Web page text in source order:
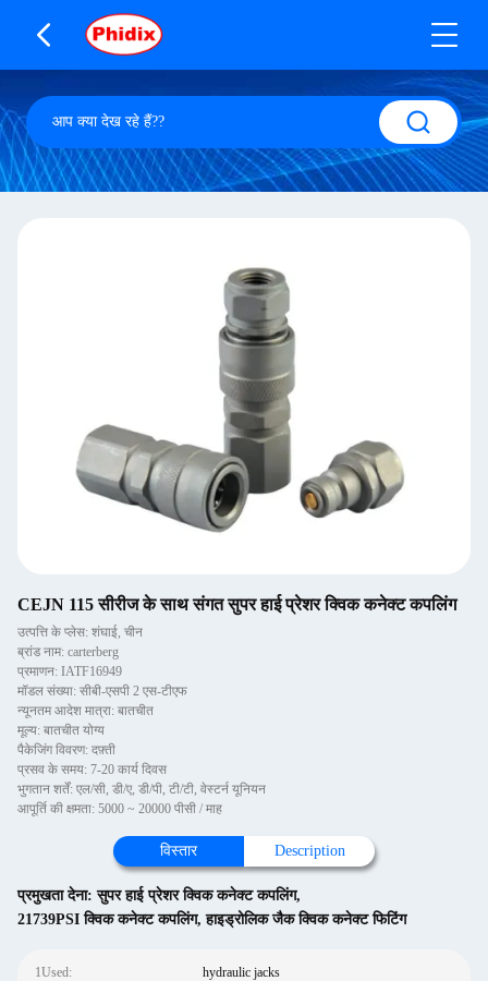
CEJN 115 सीरीज के साथ संगत सुपर हाई प्रेशर क्विक कनेक्ट कपलिंग
उत्पत्ति के प्लेस: शंघाई, चीन
ब्रांड नाम: carterberg
प्रमाणन: IATF16949
मॉडल संख्या: सीबी-एसपी 2 एस-टीएफ
न्यूनतम आदेश मात्रा: बातचीत
मूल्य: बातचीत योग्य
पैकेजिंग विवरण: दफ़्ती
प्रसव के समय: 7-20 कार्य दिवस
भुगतान शर्तें: एल/सी, डी/ए, डी/पी, टी/टी, वेस्टर्न यूनियन
आपूर्ति की क्षमता: 5000 ~ 20000 पीसी / माह
विस्तार Description
प्रमुखता देना:सुपर हाई प्रेशर क्विक कनेक्ट कपलिंग,
21739PSI क्विक कनेक्ट कपलिंग,हाइड्रोलिक जैक क्विक कनेक्ट फिटिंग
1Used: hydraulic jacks